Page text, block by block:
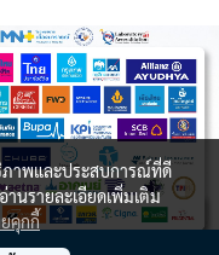
ภาพและประสบการณ์ที่ดี
านรายละเอียดเพิ่มเติม
คุกกี้